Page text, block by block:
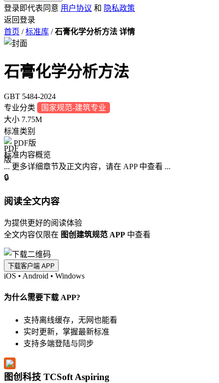
登录即代表同意 用户协议 和 隐私政策
返回登录
首页 / 标准库 / 石膏化学分析方法 详情
石膏化学分析方法
GBT 5484-2024
专业分类
国家规范-建筑专业
大小 7.75M
标准类别
PDF版
标准内容概览
... 更多详细章节及正文内容，请在 APP 中查看 ...
🔒
阅读全文内容
为提供更好的阅读体验
全文内容仅限在 图创建筑规范 APP 中查看
下载客户端 APP
iOS • Android • Windows
为什么需要下载 APP?
支持离线缓存，无网也能看
实时更新，掌握最新标准
支持多端登陆与同步
图创科技 TCSoft Aspiring